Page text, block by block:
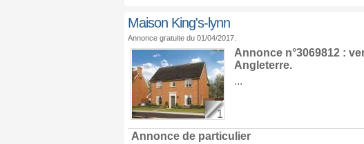
Maison King's-lynn
Annonce gratuite du 01/04/2017.
1
Annonce n°3069812 :
Angleterre.
...
Annonce de particulier